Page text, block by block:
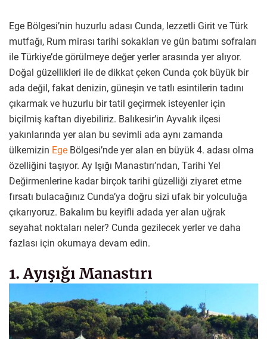
Ege Bölgesi’nin huzurlu adası Cunda, lezzetli Girit ve Türk
mutfağı, Rum mirası tarihi sokakları ve gün batımı sofraları
ile Türkiye’de görülmeye değer yerler arasında yer alıyor.
Doğal güzellikleri ile de dikkat çeken Cunda çok büyük bir
ada değil, fakat denizin, güneşin ve tatlı esintilerin tadını
çıkarmak ve huzurlu bir tatil geçirmek isteyenler için
biçilmiş kaftan diyebiliriz. Balıkesir’in Ayvalık ilçesi
yakınlarında yer alan bu sevimli ada aynı zamanda
ülkemizin Ege Bölgesi’nde yer alan en büyük 4. adası olma
özelliğini taşıyor. Ay Işığı Manastırı’ndan, Tarihi Yel
Değirmenlerine kadar birçok tarihi güzelliği ziyaret etme
fırsatı bulacağınız Cunda’ya doğru sizi ufak bir yolculuğa
çıkarıyoruz. Bakalım bu keyifli adada yer alan uğrak
seyahat noktaları neler? Cunda gezilecek yerler ve daha
fazlası için okumaya devam edin.
1. Ayışığı Manastırı